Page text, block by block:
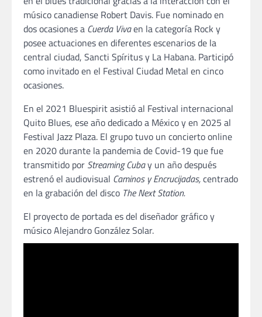
músico canadiense Robert Davis. Fue nominado en
dos ocasiones a Cuerda Vivaen la categoría Rock y
posee actuaciones en diferentes escenarios de la
central ciudad, Sancti Spíritus y La Habana. Participó
como invitado en el Festival Ciudad Metal en cinco
ocasiones.
En el 2021 Bluespirit asistió al Festival internacional
Quito Blues, ese año dedicado a México y en 2025 al
Festival Jazz Plaza. El grupo tuvo un concierto online
en 2020 durante la pandemia de Covid-19 que fue
transmitido por Streaming Cubay un año después
estrenó el audiovisual Caminos y Encrucijadas,centrado
en la grabación del disco The Next Station.
El proyecto de portada es del diseñador gráfico y
músico Alejandro González Solar.